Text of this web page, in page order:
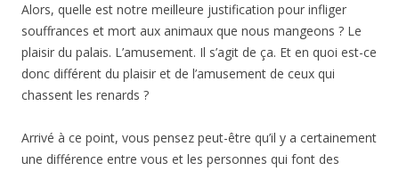
Alors, quelle est notre meilleure justification pour infliger
souffrances et mort aux animaux que nous mangeons ? Le
plaisir du palais. L’amusement. Il s’agit de ça. Et en quoi est-ce
donc différent du plaisir et de l’amusement de ceux qui
chassent les renards ?
Arrivé à ce point, vous pensez peut-être qu’il y a certainement
une différence entre vous et les personnes qui font des